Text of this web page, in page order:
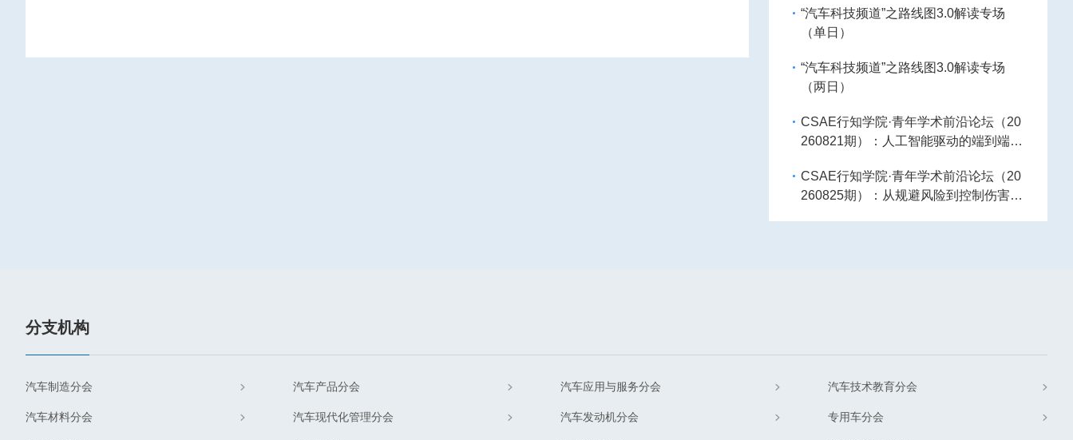
“汽车科技频道”之路线图3.0解读专场
（单日）
“汽车科技频道”之路线图3.0解读专场
（两日）
CSAE行知学院·青年学术前沿论坛（20
260821期）：人工智能驱动的端到端自
信任构建
CSAE行知学院·青年学术前沿论坛（20
260825期）：从规避风险到控制伤害-A
分支机构
汽车制造分会 汽车产品分会 汽车应用与服务分会 汽车技术教育分会
汽车材料分会 汽车现代化管理分会 汽车发动机分会 专用车分会